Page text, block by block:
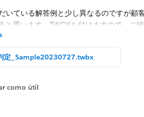
家電」「事務用品」の最新購入日を求める
定_Sample20230727.twbx
como útil